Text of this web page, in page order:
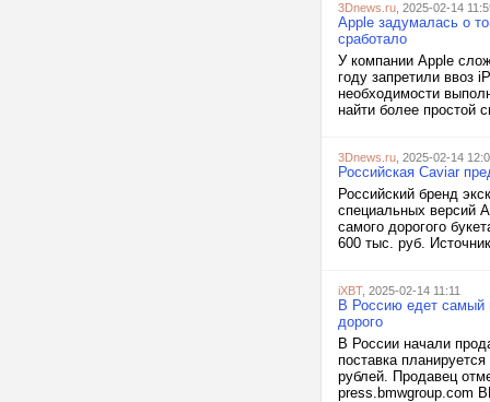
3Dnews.ru , 2025-02-14
Apple задумалась о
сработало
У компании Apple
году запретили ввоз
необходимости
найти более простой
3Dnews.ru , 2025-02-14
Российская Caviar
Российский бренд
специальных версий
самого дорогого
600 тыс. руб.
iXBT, 2025-02-14 11:11
В Россию едет
дорого
В России начали
поставка
рублей. Продавец
press.bmwgroup.com